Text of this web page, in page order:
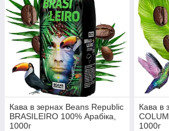
Кава в зернах Beans Republic
BRASILEIRO 100% Арабіка,
1000г
Кава в
1000г